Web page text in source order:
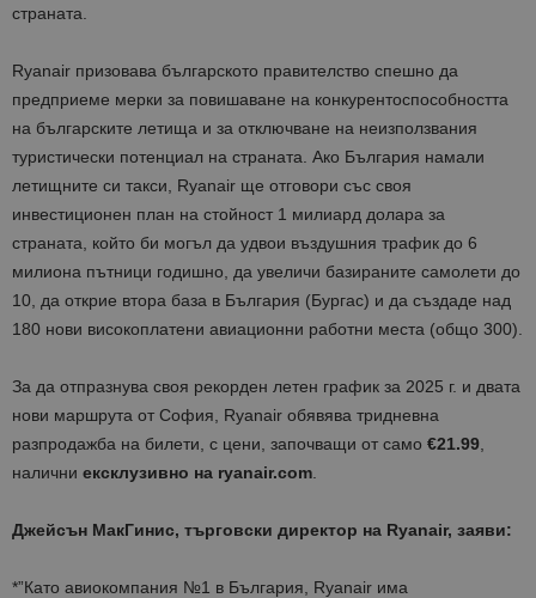
страната.
Ryanair призовава българското правителство спешно да
предприеме мерки за повишаване на конкурентоспособността
на българските летища и за отключване на неизползвания
туристически потенциал на страната. Ако България намали
летищните си такси, Ryanair ще отговори със своя
инвестиционен план на стойност 1 милиард долара за
страната, който би могъл да удвои въздушния трафик до 6
милиона пътници годишно, да увеличи базираните самолети до
10, да открие втора база в България (Бургас) и да създаде над
180 нови високоплатени авиационни работни места (общо 300).
За да отпразнува своя рекорден летен график за 2025 г. и двата
нови маршрута от София, Ryanair обявява тридневна
разпродажба на билети, с цени, започващи от само €21.99
налични ексклузивно на ryanair.com
Джейсън МакГинис, търговски директор на Ryanair, заяви:
*”Като авиокомпания №1 в България, Ryanair има